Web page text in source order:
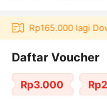
Rp165.000 lagi
Daftar Voucher
Rp3.000